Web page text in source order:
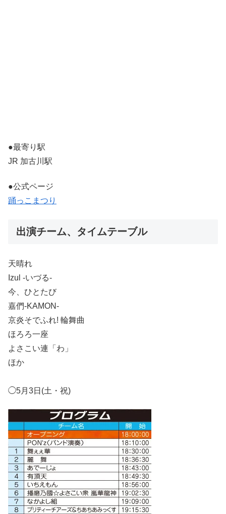
●最寄り駅
JR 加古川駅
●公式ページ
踊っこまつり
出演チーム、タイムテーブル
天晴れ
Izul -いづる-
今、ひとたび
嘉們-KAMON-
京炎そでふれ! 輪舞曲
ほろろ一座
よさこい連「わ」
ほか
◯5月3日(土・祝)